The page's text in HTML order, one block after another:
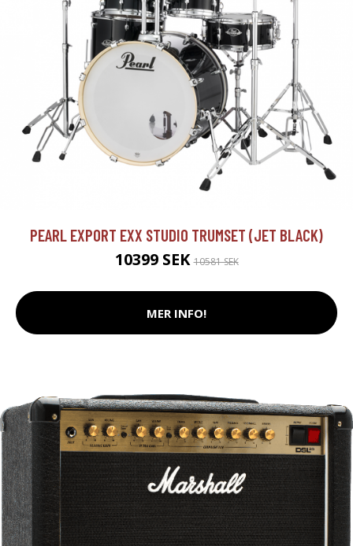
PEARL EXPORT EXX STUDIO TRUMSET (JET BLACK)
10399 SEK10581 SEK
MER INFO!